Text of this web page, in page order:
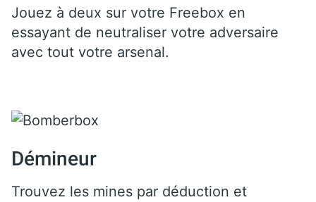
Jouez à deux sur votre Freebox en
essayant de neutraliser votre adversaire
avec tout votre arsenal.
Démineur
Trouvez les mines par déduction et